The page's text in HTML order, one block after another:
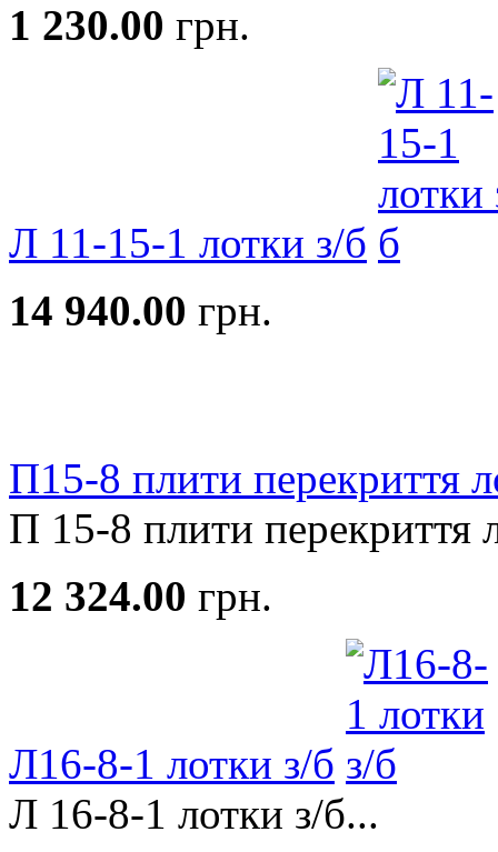
1 230.00 грн.
Л 11-15-1 лотки з/б
14 940.00 грн.
П15-8 плити перекриття
П 15-8 плити перекриття
12 324.00 грн.
Л16-8-1 лотки з/б
Л 16-8-1 лотки з/б...